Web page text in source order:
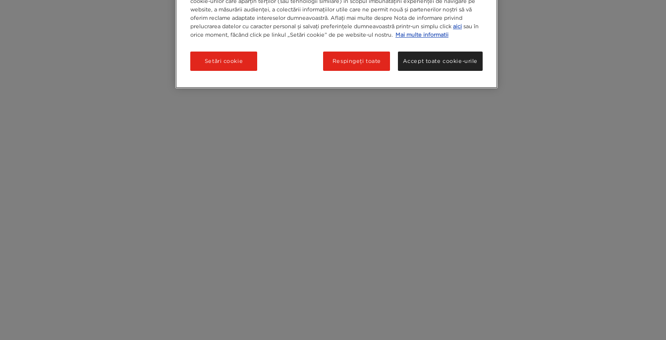
website, a măsurării audienței, a colectării informațiilor utile care ne permit nouă și partenerilor noștri să vă
oferim reclame adaptate intereselor dumneavoastră. Aflați mai multe despre Nota de informare privind
prelucrarea datelor cu caracter personal și salvați preferințele dumneavoastră printr-un simplu click aici sau în
orice moment, făcând click pe linkul „Setări cookie” de pe website-ul nostru. Mai multe informatii
Respingeți toate Accept toate cookie-urile
Setări cookie